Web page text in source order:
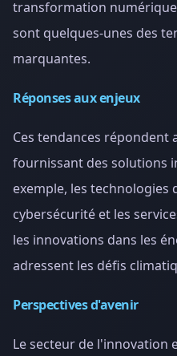
transformation
sont quelques-unes des
marquantes.
Réponses aux enjeux
Ces tendances répondent
fournissant des solutions
exemple, les technologies
cybersécurité et les
les innovations dans les
adressent les défis
Perspectives d'avenir
Le secteur de l'innovation